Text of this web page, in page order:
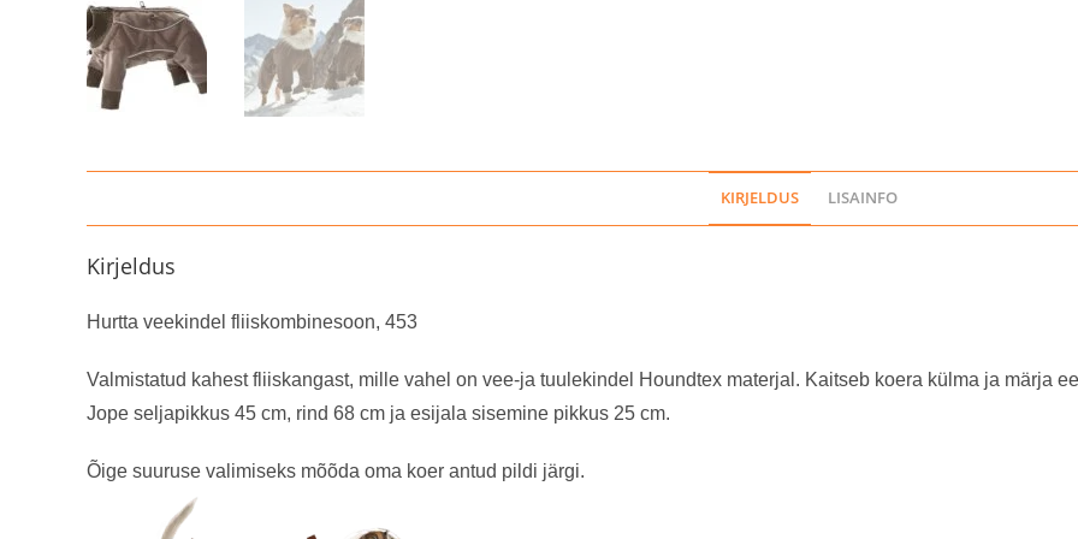
KIRJELDUS LISAINFO
Kirjeldus
Hurtta veekindel fliiskombinesoon, 453
Valmistatud kahest fliiskangast, mille vahel on vee-ja tuulekindel Houndtex materjal. Kaitseb koera külma ja märja
Jope seljapikkus 45 cm, rind 68 cm ja esijala sisemine pikkus 25 cm.
Õige suuruse valimiseks mõõda oma koer antud pildi järgi.